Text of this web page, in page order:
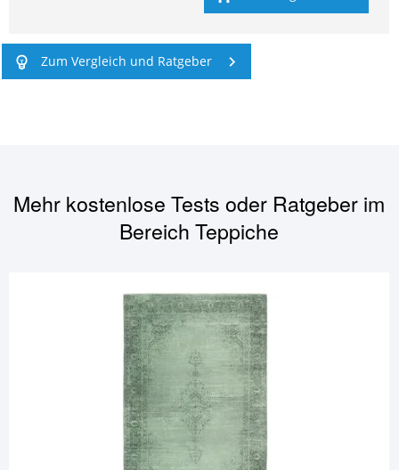
Zum Vergleich und Ratgeber
Mehr kostenlose Tests oder Ratgeber im
BereichTeppiche